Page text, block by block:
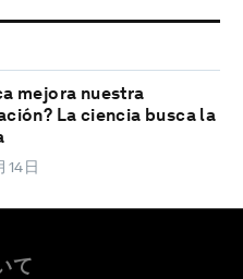
mejora nuestra
La ciencia busca la
日
て